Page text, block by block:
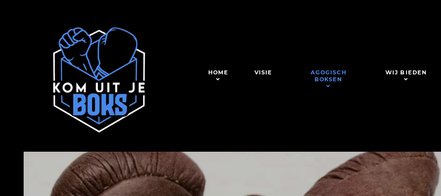
HOME VISIE
AGOGISCH
BOKSEN
WIJ BIEDEN